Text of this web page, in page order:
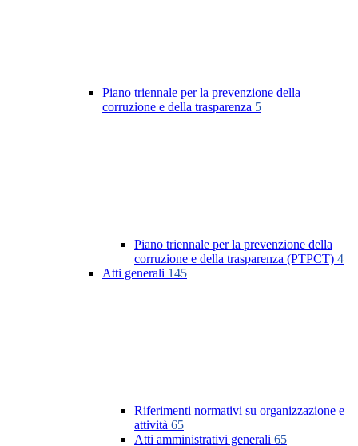
Piano triennale per la prevenzione della
corruzione e della trasparenza 5
Piano triennale per la prevenzione della
corruzione e della trasparenza (PTPCT) 4
Atti generali 145
Riferimenti normativi su organizzazione e
attività 65
Atti amministrativi generali 65